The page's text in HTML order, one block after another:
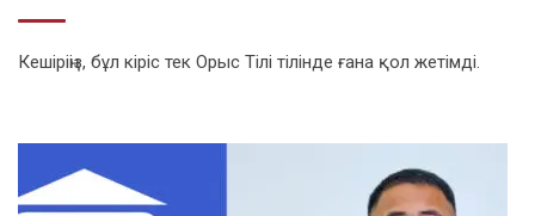
Кешіріңіз, бұл кіріс тек Орыс Тілі тілінде ғана қол жетімді.